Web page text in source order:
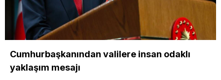
Cumhurbaşkanından valilere insan odaklı
yaklaşım mesajı